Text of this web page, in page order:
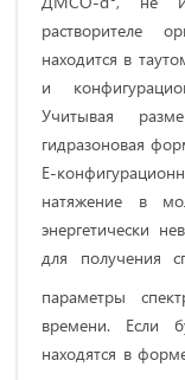
растворителе
находится в
и
Учитывая
гидразоновая
Е-
натяжение в
энергетически
для получения
параметры
времени. Если
находятся в